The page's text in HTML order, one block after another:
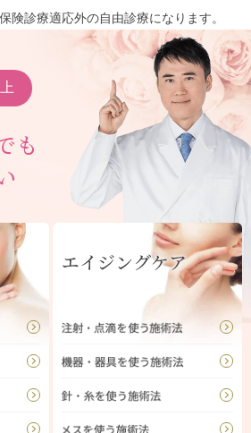
険診療適応外の自由診療になります。
も
エイジングケア